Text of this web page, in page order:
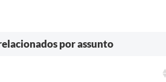
por assunto